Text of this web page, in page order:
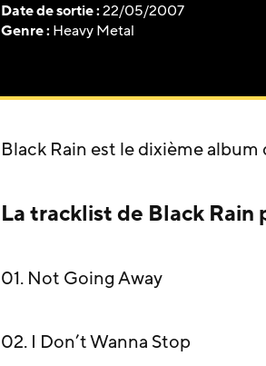
Date de sortie :22/05/2007
Genre :Heavy Metal
Black Rain est le dixième album
La tracklist de Black Rain
01. Not Going Away
02. I Don’t Wanna Stop